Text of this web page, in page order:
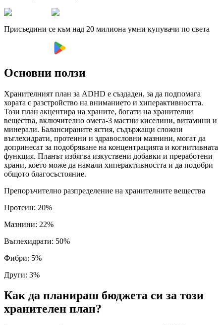
Присъедини се към над 20 милиона умни купувачи по света
Основни ползи
Хранителният план за ADHD е създаден, за да подпомага
хората с разстройство на вниманието и хиперактивността.
Този план акцентира на храните, богати на хранителни
вещества, включително омега-3 мастни киселини, витамини и
минерали. Балансираните ястия, съдържащи сложни
въглехидрати, протеини и здравословни мазнини, могат да
допринесат за подобряване на концентрацията и когнитивната
функция. Планът избягва изкуствени добавки и преработени
храни, което може да намали хиперактивността и да подобри
общото благосъстояние.
Препоръчително разпределение на хранителните вещества
Протеин: 20%
Мазнини: 22%
Въглехидрати: 50%
Фибри: 5%
Други: 3%
Как да планираш бюджета си за този
хранителен план?